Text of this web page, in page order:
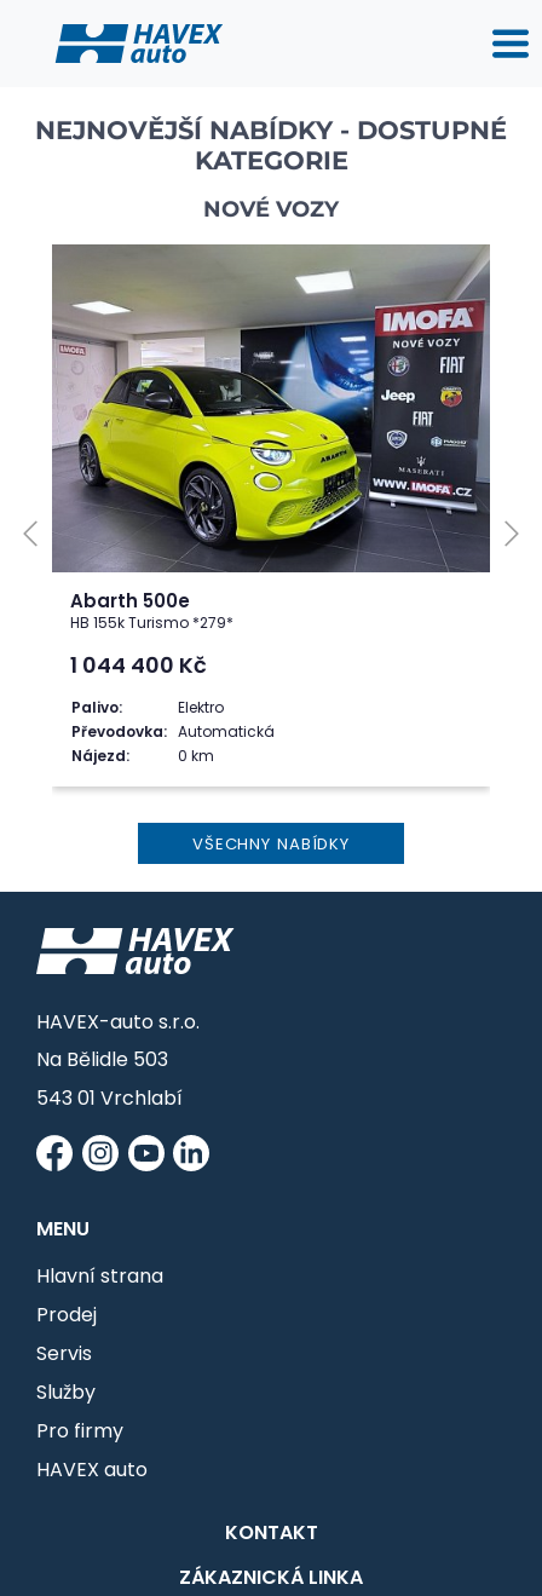
NEJNOVĚJŠÍ NABÍDKY - DOSTUPNÉ
KATEGORIE
NOVÉ VOZY
Abarth 500e
HB 155k Turismo *279*
1 044 400 Kč
Palivo:
Elektro
Převodovka: Automatická
Nájezd:
0 km
VŠECHNY NABÍDKY
HAVEX-auto s.r.o.
Na Bělidle 503
543 01 Vrchlabí
MENU
Hlavní strana
Prodej
Servis
Služby
Pro firmy
HAVEX auto
KONTAKT
ZÁKAZNICKÁ LINKA